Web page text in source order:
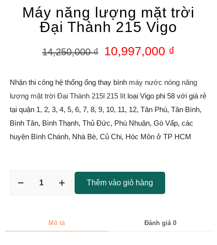
Máy năng lượng mặt trời
Đại Thành 215 Vigo
14,250,000₫ 10,997,000 ₫
Nhận thi công hệ thống ống thay bình máy nước nóng năng
lượng mặt trời Đại Thành 215l 215 lít loại Vigo phi 58 với giá rẻ
tại quận 1, 2, 3, 4, 5, 6, 7, 8, 9, 10, 11, 12, Tân Phú, Tân Bình,
Bình Tân, Bình Thạnh, Thủ Đức, Phú Nhuận, Gò Vấp, các
huyện Bình Chánh, Nhà Bè, Củ Chi, Hóc Môn ở TP HCM
Thêm vào giỏ hàng
Mô tả Đánh giá 0